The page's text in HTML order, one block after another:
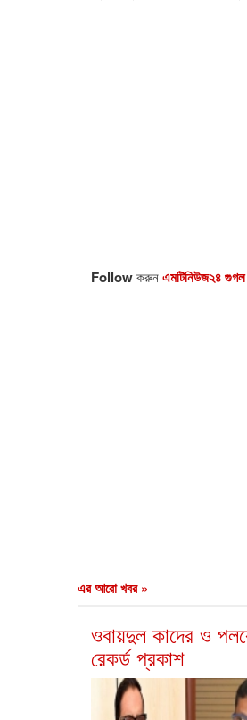
Followকরুনএমটিনিউজ২৪
এর আরো খবর »
ওবায়দুল কাদের ও
রেকর্ড প্রকাশ